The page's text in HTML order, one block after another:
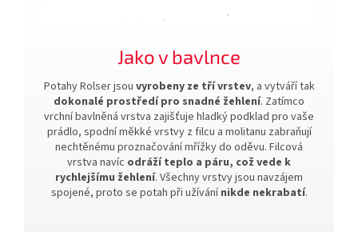
Jako v bavlnce
Potahy Rolser jsou vyrobeny ze tří vrstev, a vytváří tak
dokonalé prostředí pro snadné žehlení. Zatímco
vrchní bavlněná vrstva zajišťuje hladký podklad pro vaše
prádlo, spodní měkké vrstvy z filcu a molitanu zabraňují
nechtěnému proznačování mřížky do oděvu. Filcová
vrstva navíc odráží teplo a páru, což vede k
rychlejšímu žehlení. Všechny vrstvy jsou navzájem
spojené, proto se potah při užívánínikde nekrabatí.